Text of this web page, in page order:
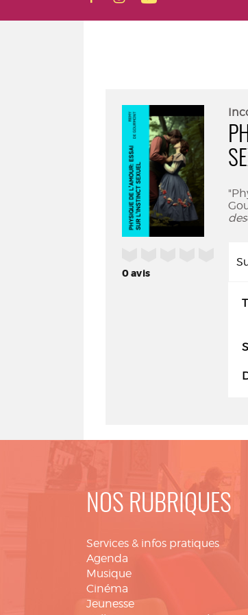
0avis
NOS RUBRIQUES
Services & infos pratiques
Agenda
Musique
Cinéma
Jeunesse